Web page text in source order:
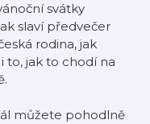
svátky
slaví předvečer
rodina, jak
to, jak to chodí na
můžete pohodlně